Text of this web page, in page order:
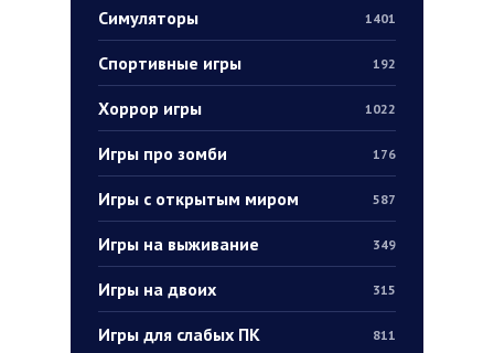
Симуляторы 1401
Спортивные игры 192
Хоррор игры 1022
Игры про зомби 176
Игры с открытым миром 587
Игры на выживание 349
Игры на двоих 315
Игры для слабых ПК 811